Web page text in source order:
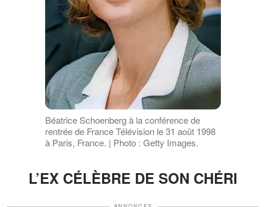
Béatrice Schoenberg à la conférence de
rentrée de France Télévision le 31 août 1998
à Paris, France. | Photo : Getty Images.
L’EX CÉLÈBRE DE SON CHÉRI